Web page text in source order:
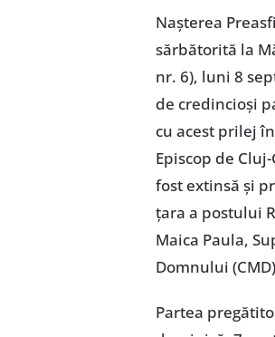
Naşterea
sărbătorită la
nr. 6), luni 8
de credincioşi
cu acest prilej
Episcop de
fost extinsă şi
ţara a postului
Maica Paula,
Domnului
Partea